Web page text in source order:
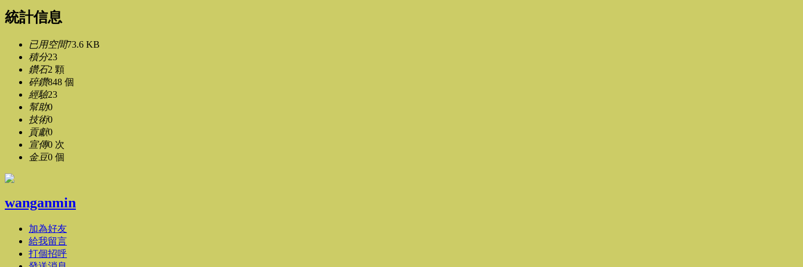
統計信息
已用空間73.6 KB
積分23
鑽石2 顆
碎鑽848 個
經驗23
幫助0
技術0
貢獻0
宣傳0 次
金豆0 個
wanganmin
加為好友
給我留言
打個招呼